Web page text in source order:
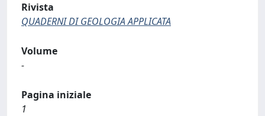
Rivista
QUADERNI DI GEOLOGIA APPLICATA
Volume
-
Pagina iniziale
1